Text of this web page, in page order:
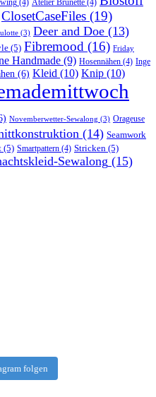
(4) Atelier Brunette (4)
ClosetCaseFiles (19)
(3) Deer and Doe (13)
(5) Fibremood (16) Friday
Handmade (9) Hosennähen (4) Inge
(6) Kleid (10) Knip (10)
Novemberwetter-Sewalong (3) Orageuse
(14) Seamwork
(5) Smartpattern (4) Stricken (5)
Sewalong (15)
folgen